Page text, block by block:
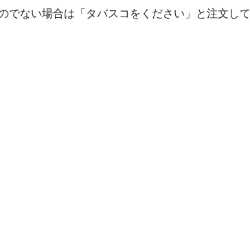
でない場合は「タバスコをください」と注文して